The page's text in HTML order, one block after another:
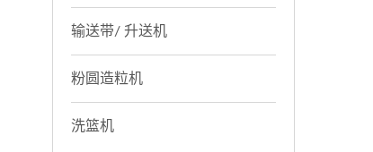
输送带/ 升送机
粉圆造粒机
洗篮机